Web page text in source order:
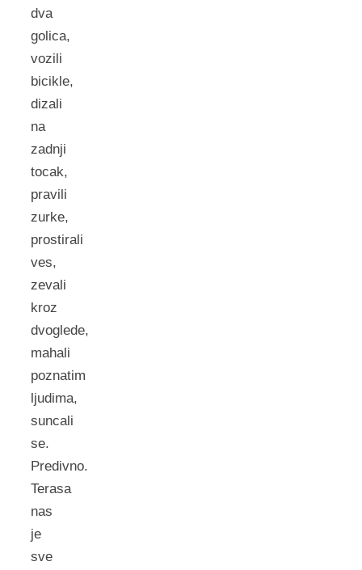
dva
golica,
vozili
bicikle,
dizali
na
zadnji
tocak,
pravili
zurke,
prostirali
ves,
zevali
kroz
dvoglede,
mahali
poznatim
ljudima,
suncali
se.
Predivno.
Terasa
nas
je
sve